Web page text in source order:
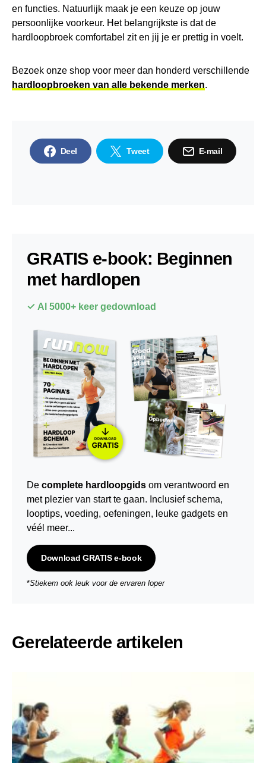
en functies. Natuurlijk maak je een keuze op jouw
persoonlijke voorkeur. Het belangrijkste is dat de
hardloopbroek comfortabel zit en jij je er prettig in voelt.
Bezoek onze shop voor meer dan honderd verschillende
hardloopbroeken van alle bekende merken.
Deel Tweet E-mail
GRATIS e-book: Beginnen
met hardlopen
✓ Al 5000+ keer gedownload
De complete hardloopgids om verantwoord en
met plezier van start te gaan. Inclusief schema,
looptips, voeding, oefeningen, leuke gadgets en
véél meer...
Download GRATIS e-book
*Stiekem ook leuk voor de ervaren loper
Gerelateerde artikelen